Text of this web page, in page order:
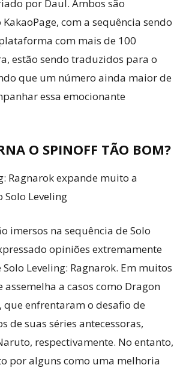
por Daul. Ambos são
com a sequência sendo
com mais de 100
estão sendo traduzidos para o
que um número ainda maior de
essa emocionante
O SPINOFF TÃO BOM?
Ragnarok expande muito a
Leveling
imersos na sequência de Solo
opiniões extremamente
Leveling: Ragnarok. Em muitos
assemelha a casos como Dragon
que enfrentaram o desafio de
de suas séries antecessoras,
respectivamente. No entanto,
por alguns como uma melhoria